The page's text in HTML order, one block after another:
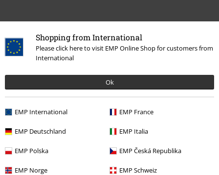
Shopping from International
Please click here to visit EMP Online Shop for customers from
International
Ok
EMP International EMP France
EMP Deutschland EMP Italia
EMP Polska EMP Česká Republika
EMP Norge EMP Schweiz
Laatst bezocht